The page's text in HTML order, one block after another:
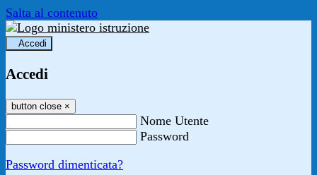
Salta al contenuto
Accedi
Accedi
button close ×
Nome Utente
Password
Password dimenticata?